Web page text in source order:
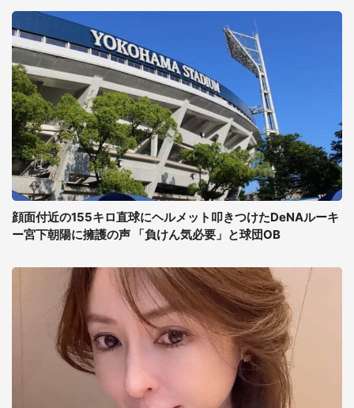
顔面付近の155キロ直球にヘルメット叩きつけたDeNAルーキ
ー宮下朝陽に擁護の声 「負けん気必要」と球団OB